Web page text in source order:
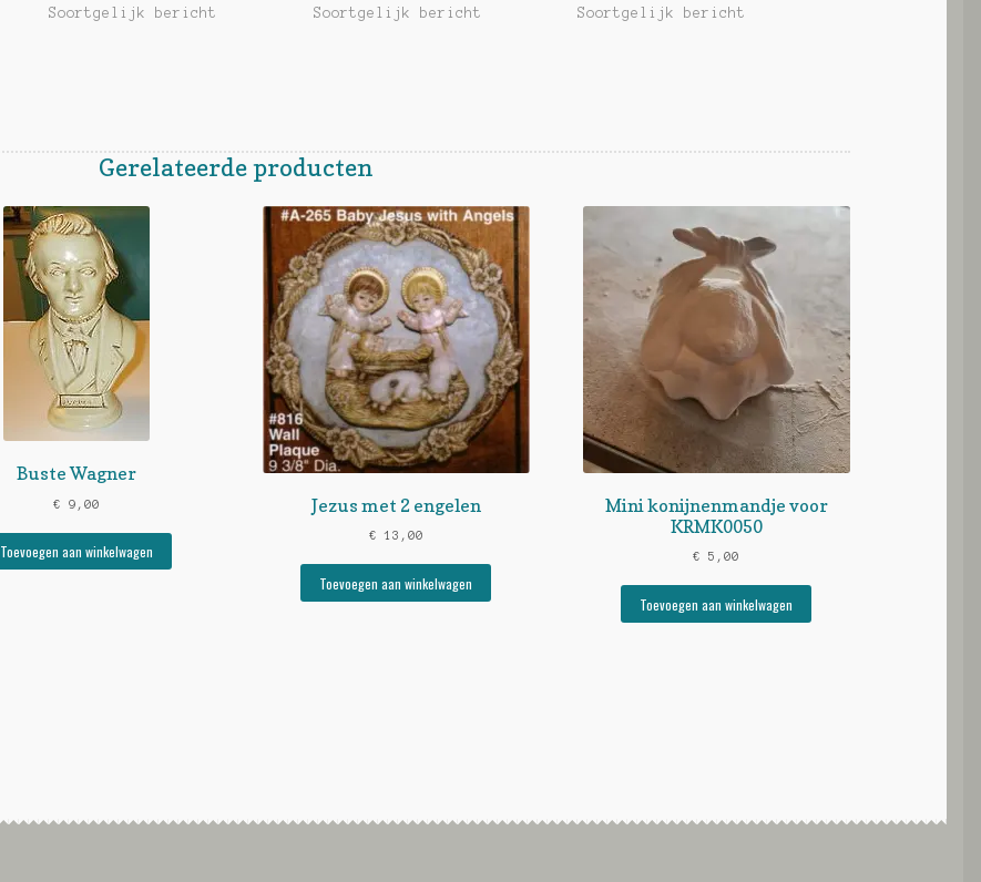
Soortgelijk bericht
Soortgelijk bericht
Soortgelijk bericht
Gerelateerde producten
Buste Wagner
€ 9,00
Toevoegen aan winkelwagen
Jezus met 2 engelen
€ 13,00
Toevoegen aan winkelwagen
Mini konijnenmandje voor
KRMK0050
€ 5,00
Toevoegen aan winkelwagen